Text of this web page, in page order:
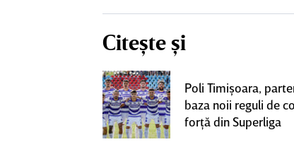
Citește și
Poli Timişoara,
baza noii reguli de
forţă din Superliga